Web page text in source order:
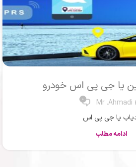
یا جی پی اس خودرو
Mr .Ahmadi
0
یا جی پی اس
ادامه مطلب